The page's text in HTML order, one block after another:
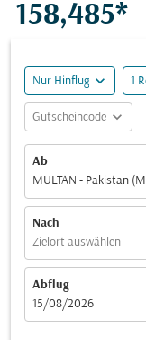
158,485*
Nur Hinflug expand_more 1
Gutscheincode expand_more
Ab
MULTAN - Pakistan
Nach
Zielort auswählen
Abflug
fc-booking-departure-
15/08/2026